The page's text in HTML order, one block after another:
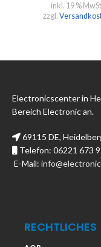
inkl. 19 %
zzgl.
Electronicscenter in
Bereich Electronic an.
69115 DE,
Telefon: 06221 673
E-Mail:
RECHTLICHES